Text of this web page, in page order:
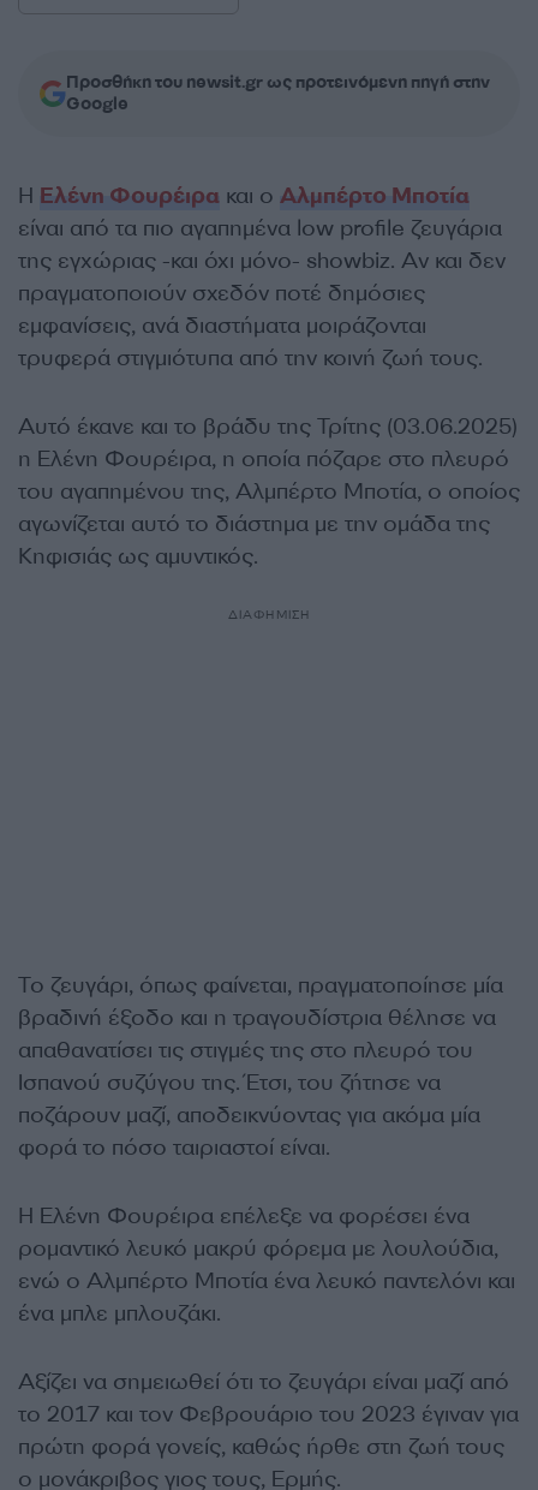
Προσθήκη του newsit.gr ως προτεινόμενη πηγή στην
Google
Η Ελένη Φουρέιρα και ο Αλμπέρτο Μποτία
είναι από τα πιο αγαπημένα low profile ζευγάρια
της εγχώριας -και όχι μόνο- showbiz. Αν και δεν
πραγματοποιούν σχεδόν ποτέ δημόσιες
εμφανίσεις, ανά διαστήματα μοιράζονται
τρυφερά στιγμιότυπα από την κοινή ζωή τους.
Αυτό έκανε και το βράδυ της Τρίτης (03.06.2025)
η Ελένη Φουρέιρα, η οποία πόζαρε στο πλευρό
του αγαπημένου της, Αλμπέρτο Μποτία, ο οποίος
αγωνίζεται αυτό το διάστημα με την ομάδα της
Κηφισιάς ως αμυντικός.
ΔΙΑΦΗΜΙΣΗ
Το ζευγάρι, όπως φαίνεται, πραγματοποίησε μία
βραδινή έξοδο και η τραγουδίστρια θέλησε να
απαθανατίσει τις στιγμές της στο πλευρό του
Ισπανού συζύγου της. Έτσι, του ζήτησε να
ποζάρουν μαζί, αποδεικνύοντας για ακόμα μία
φορά το πόσο ταιριαστοί είναι.
Η Ελένη Φουρέιρα επέλεξε να φορέσει ένα
ρομαντικό λευκό μακρύ φόρεμα με λουλούδια,
ενώ ο Αλμπέρτο Μποτία ένα λευκό παντελόνι και
ένα μπλε μπλουζάκι.
Αξίζει να σημειωθεί ότι το ζευγάρι είναι μαζί από
το 2017 και τον Φεβρουάριο του 2023 έγιναν για
πρώτη φορά γονείς, καθώς ήρθε στη ζωή τους
ο μονάκριβος γιος τους, Ερμής.